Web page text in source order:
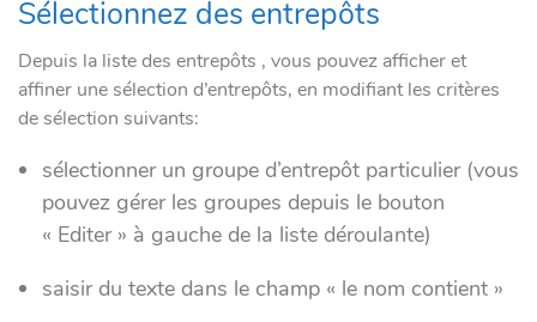
Sélectionnez des entrepôts
Depuis la liste des entrepôts , vous pouvez afficher et
affiner une sélection d’entrepôts, en modifiant les critères
de sélection suivants:
sélectionner un groupe d’entrepôt particulier (vous
pouvez gérer les groupes depuis le bouton
« Editer » à gauche de la liste déroulante)
saisir du texte dans le champ « le nom contient »